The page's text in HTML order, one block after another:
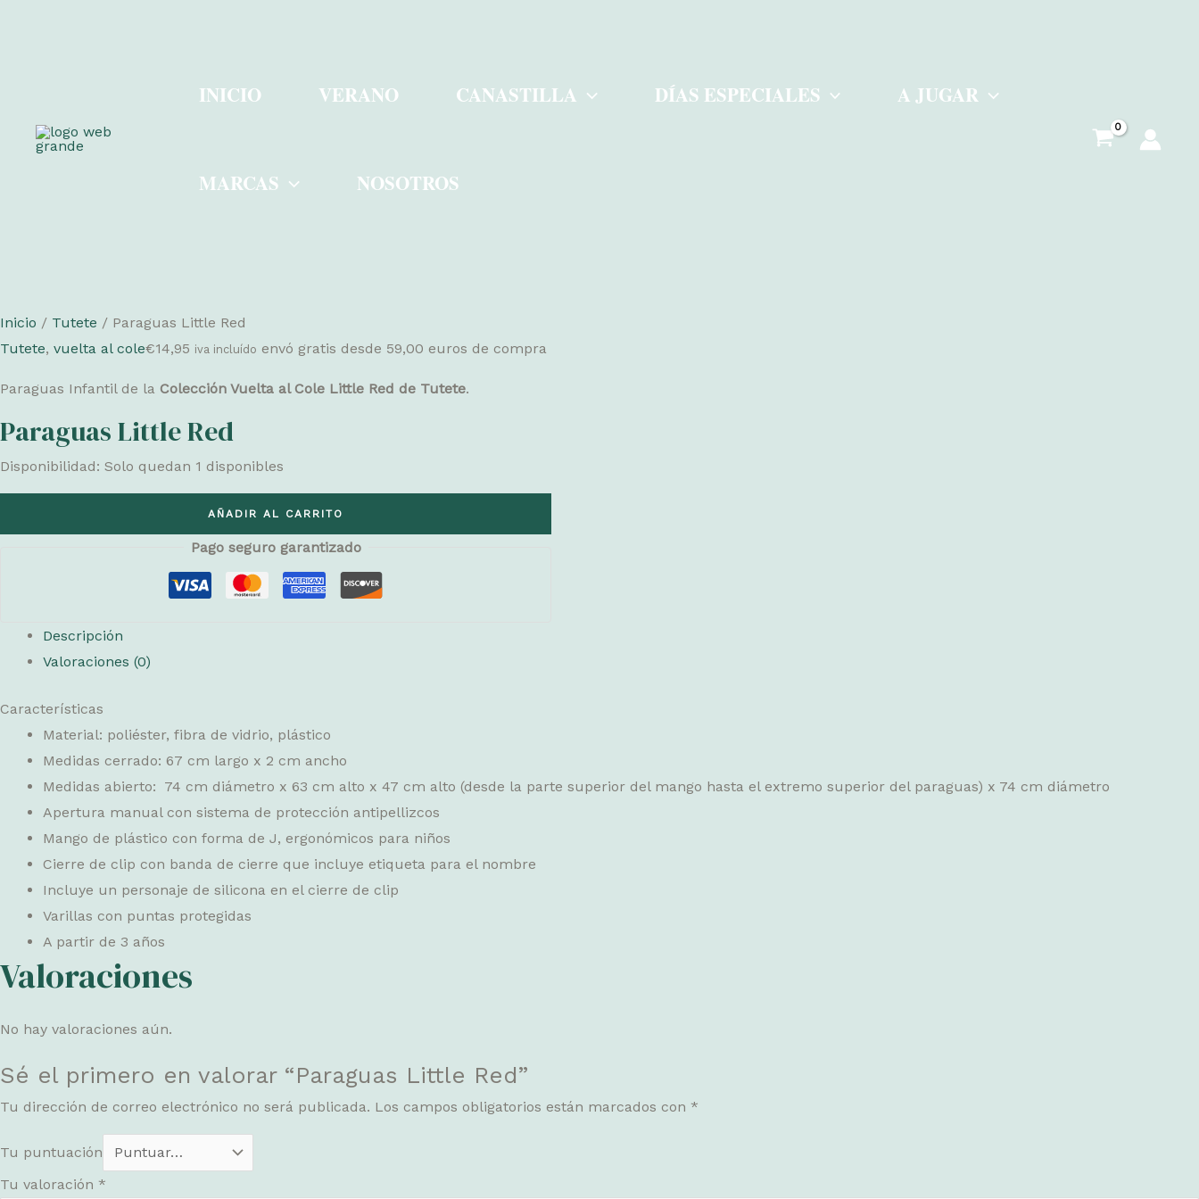
INICIO VERANO CANASTILLA DÍAS ESPECIALES A JUGAR
MARCAS NOSOTROS
Inicio / Tutete / Paraguas Little Red
Tutete, vuelta al cole€14,95 iva incluído envó gratis desde 59,00 euros de compra
Paraguas Infantil de la Colección Vuelta al Cole Little Red de Tutete.
Paraguas Little Red
Disponibilidad: Solo quedan 1 disponibles
Little
AÑADIR AL CARRITO
Pago seguro garantizado
Descripción
Valoraciones (0)
Características
Material: poliéster, fibra de vidrio, plástico
Medidas cerrado: 67 cm largo x 2 cm ancho
Medidas abierto: 74 cm diámetro x 63 cm alto x 47 cm alto (desde la parte superior del mango hasta el extremo superior del paraguas) x 74 cm diámetro
Apertura manual con sistema de protección antipellizcos
Mango de plástico con forma de J, ergonómicos para niños
Cierre de clip con banda de cierre que incluye etiqueta para el nombre
Incluye un personaje de silicona en el cierre de clip
Varillas con puntas protegidas
A partir de 3 años
Valoraciones
No hay valoraciones aún.
Sé el primero en valorar “Paraguas Little Red”
Tu dirección de correo electrónico no será publicada. Los campos obligatorios están marcados con *
Tu puntuación
Tu valoración *